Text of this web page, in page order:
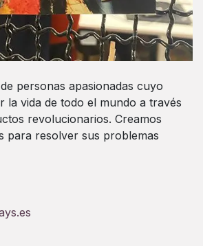
personas apasionadas cuyo
la vida de todo el mundo a través
revolucionarios. Creamos
para resolver sus problemas